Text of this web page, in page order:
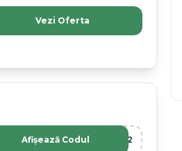
Vezi Oferta
R12
Afișează Codul